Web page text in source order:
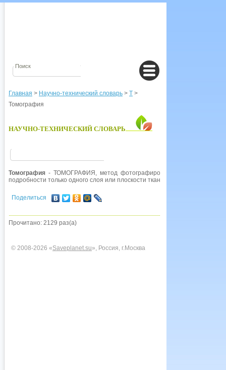
Главная > Научно-технический словарь > Т >
Томография
НАУЧНО-ТЕХНИЧЕСКИЙ СЛОВАРЬ
Томография - ТОМОГРАФИЯ, метод фотографирования в
подробности только одного слоя или плоскости тканей тела. см.
Поделиться
Прочитано: 2129 раз(а)
© 2008-2026 «Saveplanet.su», Россия, г.Москва